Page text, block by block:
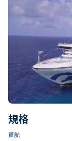
規格
首航